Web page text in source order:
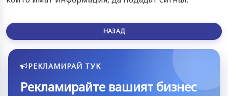
НАЗАД
РЕКЛАМИРАЙ ТУК
Рекламирайте вашият бизнес